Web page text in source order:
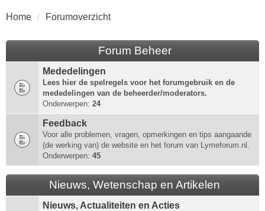
Home Forumoverzicht
Forum Beheer
Mededelingen
Lees hier de spelregels voor het forumgebruik en de
mededelingen van de beheerder/moderators.
Onderwerpen: 24
Feedback
Voor alle problemen, vragen, opmerkingen en tips aangaande
(de werking van) de website en het forum van Lymeforum.nl.
Onderwerpen: 45
Nieuws, Wetenschap en Artikelen
Nieuws, Actualiteiten en Acties